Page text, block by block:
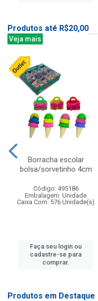
Produtos até R$20,00
Veja mais
Borracha escolar
bolsa/sorvetinho 4cm
Código: 495186
Embalagem: Unidade
Caixa Com: 576 Unidade(s)
Faça seu login ou
cadastre-se para
comprar.
Produtos em Destaque